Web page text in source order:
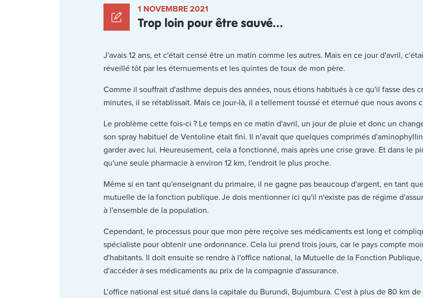
1 NOVEMBRE 2021
Trop loin pour être sauvé...
J'avais 12 ans, et c'était censé être un matin comme les autres. Mais en ce jour d'avril,
réveillé tôt par les éternuements et les quintes de toux de mon père.
Comme il souffrait d'asthme depuis des années, nous étions habitués à ce qu'il fasse des
minutes, il se rétablissait. Mais ce jour‑là, il a tellement toussé et éternué que nous avons
Le problème cette fois‑ci ? Le temps en ce matin d'avril, un jour de pluie et donc un
son spray habituel de Ventoline était fini. Il n'avait que quelques comprimés
garder avec lui. Heureusement, cela a fonctionné, mais après une crise grave. Et dans le
qu'une seule pharmacie à environ 12 km, l'endroit le plus proche.
Même si en tant qu'enseignant du primaire, il ne gagne pas beaucoup d'argent, en tant
mutuelle de la fonction publique. Je dois mentionner ici qu'il n'existe pas de régime
à l'ensemble de la population.
Cependant, le processus pour que mon père reçoive ses médicaments est long et
spécialiste pour obtenir une ordonnance. Cela lui prend trois jours, car le pays compte
d'habitants. Il doit ensuite se rendre à l'office national, la Mutuelle de la Fonction
d'accéder à ses médicaments au prix de la compagnie d'assurance.
L’office national est situé dans la capitale du Burundi, Bujumbura. C'est à plus de 80 km